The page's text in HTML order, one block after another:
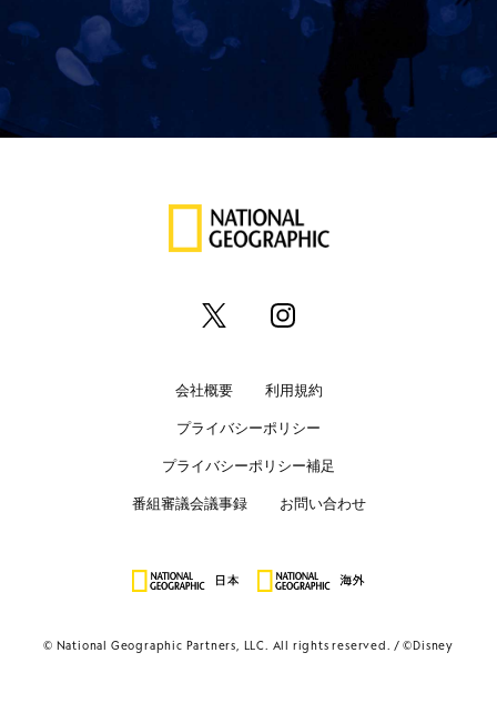
会社概要 利用規約
プライバシーポリシー
プライバシーポリシー補足
番組審議会議事録 お問い合わせ
© National Geographic Partners, LLC. All rights reserved. ©Disney